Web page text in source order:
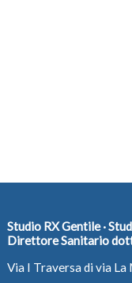
Studio RX Gentile ·
Direttore Sanitario
Via I Traversa di via